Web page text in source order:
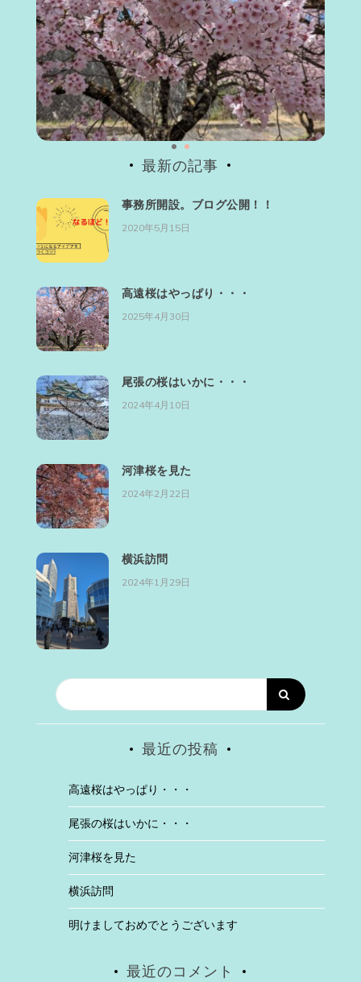
最新の記事
事務所開設。ブログ公開！！
2020年5月15日
高遠桜はやっぱり・・・
2025年4月30日
尾張の桜はいかに・・・
2024年4月10日
河津桜を見た
2024年2月22日
横浜訪問
2024年1月29日
最近の投稿
高遠桜はやっぱり・・・
尾張の桜はいかに・・・
河津桜を見た
横浜訪問
明けましておめでとうございます
最近のコメント